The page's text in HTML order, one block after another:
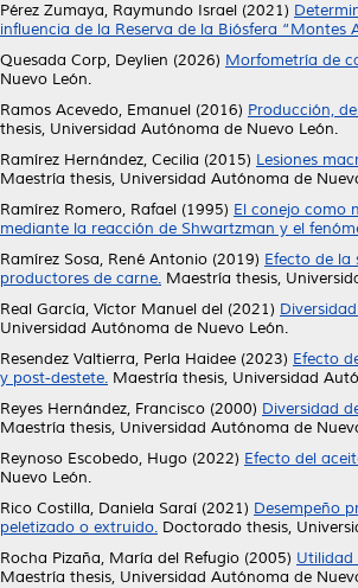
Pérez Zumaya, Raymundo Israel (2021)
influencia de la Reserva de la Biósfera “Montes
Quesada Corp, Deylien (2026) Morfometría de
Nuevo León.
Ramos Acevedo, Emanuel (2016) Producción,
thesis, Universidad Autónoma de Nuevo León.
Ramírez Hernández, Cecilia (2015) Lesiones
Maestría thesis, Universidad Autónoma de
Ramírez Romero, Rafael (1995) El conejo como
mediante la reacción de Shwartzman y el
Ramírez Sosa, René Antonio (2019) Efecto de la
productores de carne. Maestría thesis,
Real García, Víctor Manuel del (2021)
Universidad Autónoma de Nuevo León.
Resendez Valtierra, Perla Haidee (2023) Efecto
y post-destete. Maestría thesis, Universidad
Reyes Hernández, Francisco (2000) Diversidad
Maestría thesis, Universidad Autónoma de
Reynoso Escobedo, Hugo (2022) Efecto del
Nuevo León.
Rico Costilla, Daniela Saraí (2021) Desempeño
peletizado o extruido. Doctorado thesis,
Rocha Pizaña, María del Refugio (2005) Utilidad
Maestría thesis, Universidad Autónoma de